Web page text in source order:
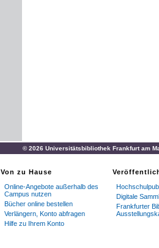
© 2026 Universitätsbibliothek Frankfurt am
Von zu Hause
Online-Angebote außerhalb des
Campus nutzen
Bücher online bestellen
Verlängern, Konto abfragen
Hilfe zu Ihrem Konto
Digitale
Frankfurter